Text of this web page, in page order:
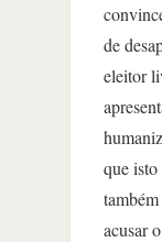
de
eleitor
que
acusar